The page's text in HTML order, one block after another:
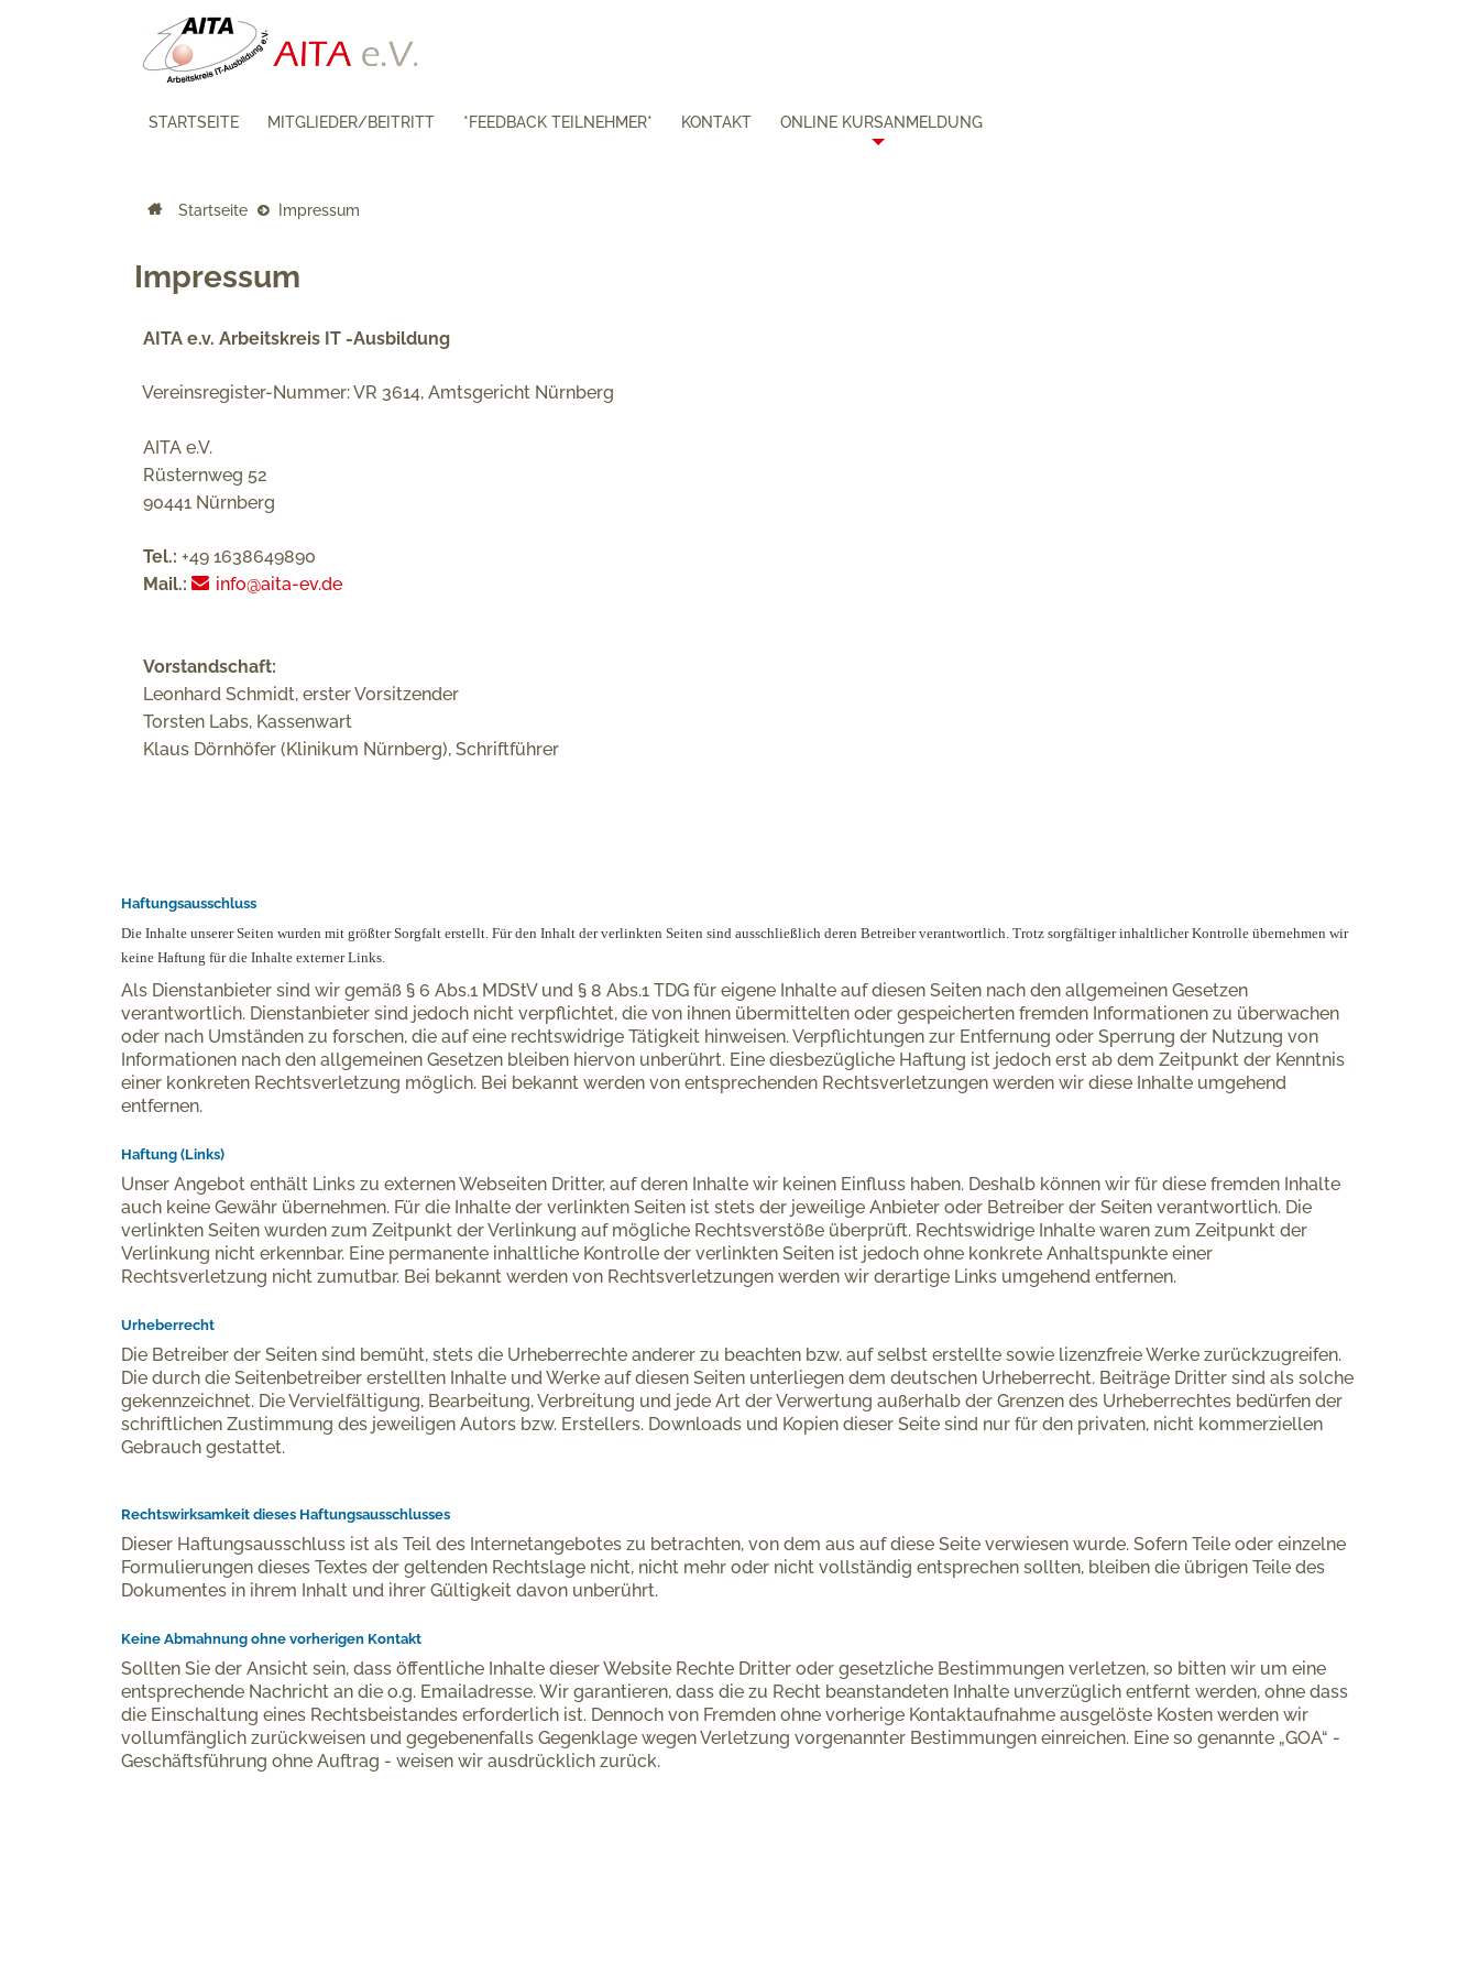
STARTSEITE MITGLIEDER/BEITRITT *FEEDBACK TEILNEHMER* KONTAKT ONLINE KURSANMELDUNG
Startseite Impressum
Impressum
AITA e.v. Arbeitskreis IT -Ausbildung
Vereinsregister-Nummer: VR 3614, Amtsgericht Nürnberg
AITA e.V.
Rüsternweg 52
90441 Nürnberg
Tel.: +49 1638649890
Mail.:
info@aita-ev.de
Vorstandschaft:
Leonhard Schmidt, erster Vorsitzender
Torsten Labs, Kassenwart
Klaus Dörnhöfer (Klinikum Nürnberg), Schriftführer
Haftungsausschluss
Die Inhalte unserer Seiten wurden mit größter Sorgfalt erstellt. Für den Inhalt der verlinkten Seiten sind ausschließlich deren Betreiber verantwortlich. Trotz sorgfältiger inhaltlicher Kontrolle übernehmen wir
keine Haftung für die Inhalte externer Links.
Als Dienstanbieter sind wir gemäß § 6 Abs.1 MDStV und § 8 Abs.1 TDG für eigene Inhalte auf diesen Seiten nach den allgemeinen Gesetzen
verantwortlich. Dienstanbieter sind jedoch nicht verpflichtet, die von ihnen übermittelten oder gespeicherten fremden Informationen zu überwachen
oder nach Umständen zu forschen, die auf eine rechtswidrige Tätigkeit hinweisen. Verpflichtungen zur Entfernung oder Sperrung der Nutzung von
Informationen nach den allgemeinen Gesetzen bleiben hiervon unberührt. Eine diesbezügliche Haftung ist jedoch erst ab dem Zeitpunkt der Kenntnis
einer konkreten Rechtsverletzung möglich. Bei bekannt werden von entsprechenden Rechtsverletzungen werden wir diese Inhalte umgehend
entfernen.
Haftung (Links)
Unser Angebot enthält Links zu externen Webseiten Dritter, auf deren Inhalte wir keinen Einfluss haben. Deshalb können wir für diese fremden Inhalte
auch keine Gewähr übernehmen. Für die Inhalte der verlinkten Seiten ist stets der jeweilige Anbieter oder Betreiber der Seiten verantwortlich. Die
verlinkten Seiten wurden zum Zeitpunkt der Verlinkung auf mögliche Rechtsverstöße überprüft. Rechtswidrige Inhalte waren zum Zeitpunkt der
Verlinkung nicht erkennbar. Eine permanente inhaltliche Kontrolle der verlinkten Seiten ist jedoch ohne konkrete Anhaltspunkte einer
Rechtsverletzung nicht zumutbar. Bei bekannt werden von Rechtsverletzungen werden wir derartige Links umgehend entfernen.
Urheberrecht
Die Betreiber der Seiten sind bemüht, stets die Urheberrechte anderer zu beachten bzw. auf selbst erstellte sowie lizenzfreie Werke zurückzugreifen.
Die durch die Seitenbetreiber erstellten Inhalte und Werke auf diesen Seiten unterliegen dem deutschen Urheberrecht. Beiträge Dritter sind als solche
gekennzeichnet. Die Vervielfältigung, Bearbeitung, Verbreitung und jede Art der Verwertung außerhalb der Grenzen des Urheberrechtes bedürfen der
schriftlichen Zustimmung des jeweiligen Autors bzw. Erstellers. Downloads und Kopien dieser Seite sind nur für den privaten, nicht kommerziellen
Gebrauch gestattet.
Rechtswirksamkeit dieses Haftungsausschlusses
Dieser Haftungsausschluss ist als Teil des Internetangebotes zu betrachten, von dem aus auf diese Seite verwiesen wurde. Sofern Teile oder einzelne
Formulierungen dieses Textes der geltenden Rechtslage nicht, nicht mehr oder nicht vollständig entsprechen sollten, bleiben die übrigen Teile des
Dokumentes in ihrem Inhalt und ihrer Gültigkeit davon unberührt.
Keine Abmahnung ohne vorherigen Kontakt
Sollten Sie der Ansicht sein, dass öffentliche Inhalte dieser Website Rechte Dritter oder gesetzliche Bestimmungen verletzen, so bitten wir um eine
entsprechende Nachricht an die o.g. Emailadresse. Wir garantieren, dass die zu Recht beanstandeten Inhalte unverzüglich entfernt werden, ohne dass
die Einschaltung eines Rechtsbeistandes erforderlich ist. Dennoch von Fremden ohne vorherige Kontaktaufnahme ausgelöste Kosten werden wir
vollumfänglich zurückweisen und gegebenenfalls Gegenklage wegen Verletzung vorgenannter Bestimmungen einreichen. Eine so genannte „GOA“ -
Geschäftsführung ohne Auftrag - weisen wir ausdrücklich zurück.